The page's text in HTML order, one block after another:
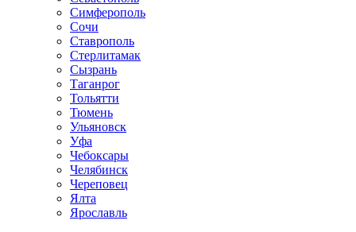
Симферополь
Сочи
Ставрополь
Стерлитамак
Сызрань
Таганрог
Тольятти
Тюмень
Ульяновск
Уфа
Чебоксары
Челябинск
Череповец
Ялта
Ярославль